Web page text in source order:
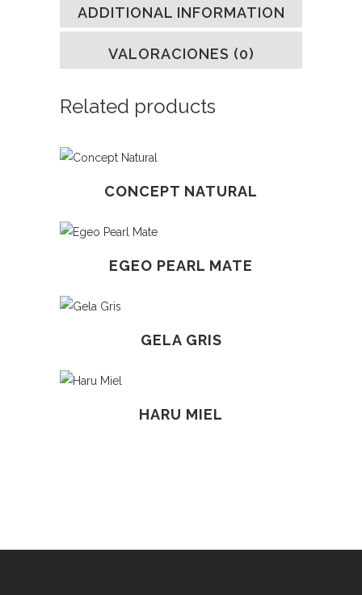
ADDITIONAL INFORMATION
VALORACIONES (0)
Related products
CONCEPT NATURAL
EGEO PEARL MATE
GELA GRIS
HARU MIEL